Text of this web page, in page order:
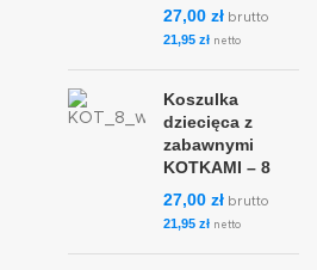
27,00 zł brutto
21,95 zł netto
Koszulka
dziecięca z
zabawnymi
KOTKAMI – 8
27,00 zł brutto
21,95 zł netto